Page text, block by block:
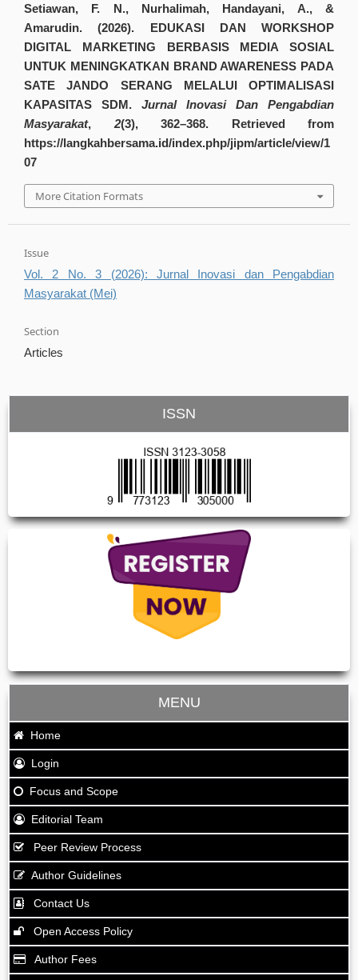
Setiawan, F. N., Nurhalimah, Handayani, A., &
Amarudin. (2026). EDUKASI DAN WORKSHOP
DIGITAL MARKETING BERBASIS MEDIA SOSIAL
UNTUK MENINGKATKAN BRAND AWARENESS PADA
SATE JANDO SERANG MELALUI OPTIMALISASI
KAPASITAS SDM. Jurnal Inovasi Dan Pengabdian
Masyarakat, 2(3), 362–368. Retrieved from
https://langkahbersama.id/index.php/jipm/article/view/1
07
More Citation Formats
Issue
Vol. 2 No. 3 (2026): Jurnal Inovasi dan Pengabdian
Masyarakat (Mei)
Section
Articles
ISSN
MENU
Home
Login
Focus and Scope
Editorial Team
Peer Review Process
Author Guidelines
Contact Us
Open Access Policy
Author Fees